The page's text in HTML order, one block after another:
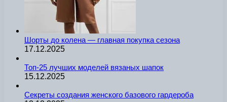
Шорты до колена — главная покупка сезона
17.12.2025
Топ-25 лучших моделей вязаных шапок
15.12.2025
Секреты создания женского базового гардероба